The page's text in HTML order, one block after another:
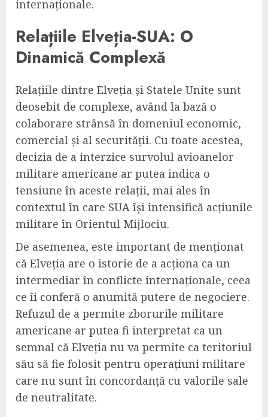
internaționale.
Relațiile Elveția-SUA: O
Dinamică Complexă
Relațiile dintre Elveția și Statele Unite sunt
deosebit de complexe, având la bază o
colaborare strânsă în domeniul economic,
comercial și al securității. Cu toate acestea,
decizia de a interzice survolul avioanelor
militare americane ar putea indica o
tensiune în aceste relații, mai ales în
contextul în care SUA își intensifică acțiunile
militare în Orientul Mijlociu.
De asemenea, este important de menționat
că Elveția are o istorie de a acționa ca un
intermediar în conflicte internaționale, ceea
ce îi conferă o anumită putere de negociere.
Refuzul de a permite zborurile militare
americane ar putea fi interpretat ca un
semnal că Elveția nu va permite ca teritoriul
său să fie folosit pentru operațiuni militare
care nu sunt în concordanță cu valorile sale
de neutralitate.